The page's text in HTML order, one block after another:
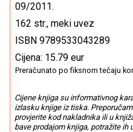
09/2011.
162 str., meki uvez
ISBN 9789533043289
Cijena: 15.79 eur
Preračunato po fiksnom tečaju
Cijene knjiga su informativnog
izlasku knjige iz tiska.
provjerite kod nakladnika ili u
bave prodajom knjiga, potražite ih